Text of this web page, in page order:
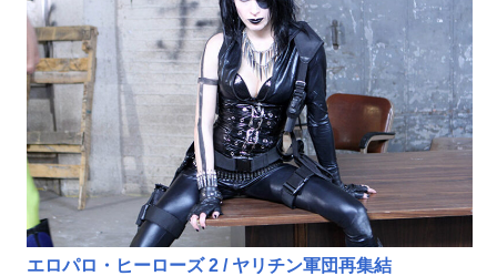
コーガンの前にエローグが現れるのだが…
エロパロ・ヒーローズ 2 / ヤリチン軍団再集結